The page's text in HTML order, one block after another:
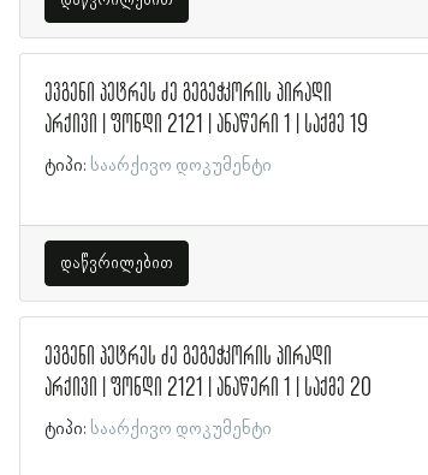
ევგენი პეტრეს ძე გეგეჭკორის პირადი
არქივი | ფონდი 2121 | ანაწერი 1 | საქმე 19
ტიპი: საარქივო დოკუმენტი
დაწვრილებით
ევგენი პეტრეს ძე გეგეჭკორის პირადი
არქივი | ფონდი 2121 | ანაწერი 1 | საქმე 20
ტიპი: საარქივო დოკუმენტი